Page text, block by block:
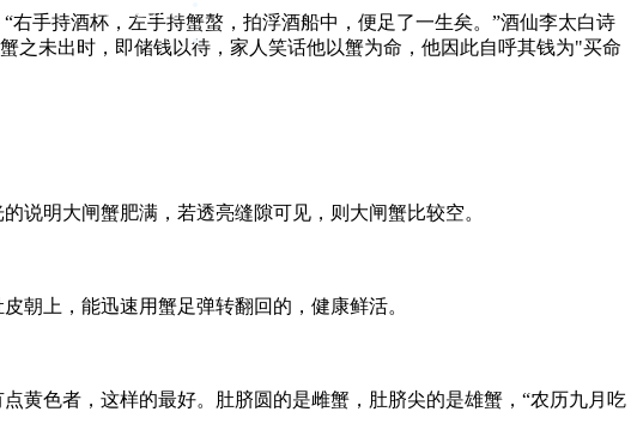
手持酒杯，左手持蟹螯，拍浮酒船中，便足了一生矣。”酒仙李太白诗
未出时，即储钱以待，家人笑话他以蟹为命，他因此自呼其钱为"买命
说明大闸蟹肥满，若透亮缝隙可见，则大闸蟹比较空。
朝上，能迅速用蟹足弹转翻回的，健康鲜活。
黄色者，这样的最好。肚脐圆的是雌蟹，肚脐尖的是雄蟹，“农历九月吃
联系蟹公馆